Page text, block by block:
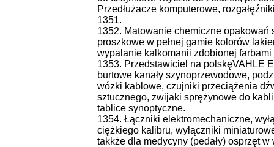
Przedłużacze komputerowe,
1351.
1352. Matowanie chemiczne opakowań
proszkowe w pełnej gamie kolorów
wypalanie kalkomanii zdobionej
1353. Przedstawiciel na polskęVAHLE
burtowe kanały szynoprzewodowe,
wózki kablowe, czujniki przeciążenia
sztucznego, zwijaki sprężynowe do
tablice synoptyczne.
1354. Łączniki elektromechaniczne,
ciężkiego kalibru, wyłączniki
takkże dla medycyny (pedały) osprzęt